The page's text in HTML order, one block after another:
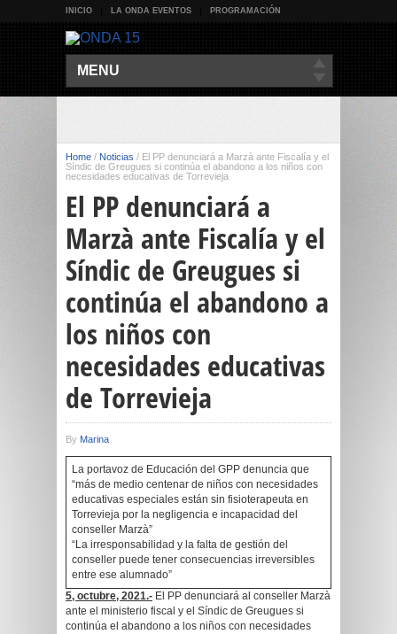
INICIO LA ONDA EVENTOS PROGRAMACIÓN
MENU
Home / Noticias / El PP denunciará a Marzà ante Fiscalía y el
Síndic de Greugues si continúa el abandono a los niños con
necesidades educativas de Torrevieja
El PP denunciará a
Marzà ante Fiscalía y el
Síndic de Greugues si
continúa el abandono a
los niños con
necesidades educativas
de Torrevieja
By Marina
La portavoz de Educación del GPP denuncia que
“más de medio centenar de niños con necesidades
educativas especiales están sin fisioterapeuta en
Torrevieja por la negligencia e incapacidad del
conseller Marzà”
“La irresponsabilidad y la falta de gestión del
conseller puede tener consecuencias irreversibles
entre ese alumnado”
5, octubre, 2021.- El PP denunciará al conseller Marzà
ante el ministerio fiscal y el Síndic de Greugues si
continúa el abandono a los niños con necesidades